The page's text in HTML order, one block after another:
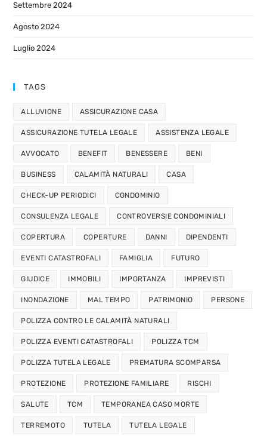
Settembre 2024
Agosto 2024
Luglio 2024
TAGS
ALLUVIONE ASSICURAZIONE CASA
ASSICURAZIONE TUTELA LEGALE ASSISTENZA LEGALE
AVVOCATO BENEFIT BENESSERE BENI
BUSINESS CALAMITÀ NATURALI CASA
CHECK-UP PERIODICI CONDOMINIO
CONSULENZA LEGALE CONTROVERSIE CONDOMINIALI
COPERTURA COPERTURE DANNI DIPENDENTI
EVENTI CATASTROFALI FAMIGLIA FUTURO
GIUDICE IMMOBILI IMPORTANZA IMPREVISTI
INONDAZIONE MAL TEMPO PATRIMONIO PERSONE
POLIZZA CONTRO LE CALAMITÀ NATURALI
POLIZZA EVENTI CATASTROFALI POLIZZA TCM
POLIZZA TUTELA LEGALE PREMATURA SCOMPARSA
PROTEZIONE PROTEZIONE FAMILIARE RISCHI
SALUTE TCM TEMPORANEA CASO MORTE
TERREMOTO TUTELA TUTELA LEGALE